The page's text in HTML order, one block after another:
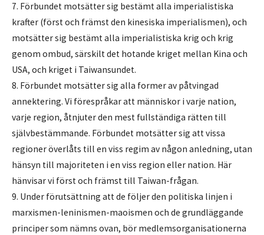
7. Förbundet motsätter sig bestämt alla imperialistiska
krafter (först och främst den kinesiska imperialismen), och
motsätter sig bestämt alla imperialistiska krig och krig
genom ombud, särskilt det hotande kriget mellan Kina och
USA, och kriget i Taiwansundet.
8. Förbundet motsätter sig alla former av påtvingad
annektering. Vi förespråkar att människor i varje nation,
varje region, åtnjuter den mest fullständiga rätten till
självbestämmande. Förbundet motsätter sig att vissa
regioner överlåts till en viss regim av någon anledning, utan
hänsyn till majoriteten i en viss region eller nation. Här
hänvisar vi först och främst till Taiwan-frågan.
9. Under förutsättning att de följer den politiska linjen i
marxismen-leninismen-maoismen och de grundläggande
principer som nämns ovan, bör medlemsorganisationerna